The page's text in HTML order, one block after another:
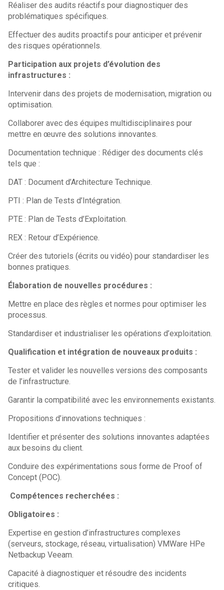
Réaliser des audits réactifs pour diagnostiquer des
problématiques spécifiques.
Effectuer des audits proactifs pour anticiper et prévenir
des risques opérationnels.
Participation aux projets d’évolution des
infrastructures :
Intervenir dans des projets de modernisation, migration ou
optimisation.
Collaborer avec des équipes multidisciplinaires pour
mettre en œuvre des solutions innovantes.
Documentation technique : Rédiger des documents clés
tels que :
DAT : Document d’Architecture Technique.
PTI : Plan de Tests d’Intégration.
PTE : Plan de Tests d’Exploitation.
REX : Retour d’Expérience.
Créer des tutoriels (écrits ou vidéo) pour standardiser les
bonnes pratiques.
Élaboration de nouvelles procédures :
Mettre en place des règles et normes pour optimiser les
processus.
Standardiser et industrialiser les opérations d’exploitation.
Qualification et intégration de nouveaux produits :
Tester et valider les nouvelles versions des composants
de l’infrastructure.
Garantir la compatibilité avec les environnements existants.
Propositions d’innovations techniques :
Identifier et présenter des solutions innovantes adaptées
aux besoins du client.
Conduire des expérimentations sous forme de Proof of
Concept (POC).
Compétences recherchées :
Obligatoires :
Expertise en gestion d’infrastructures complexes
(serveurs, stockage, réseau, virtualisation) VMWare HPe
Netbackup Veeam.
Capacité à diagnostiquer et résoudre des incidents
critiques.